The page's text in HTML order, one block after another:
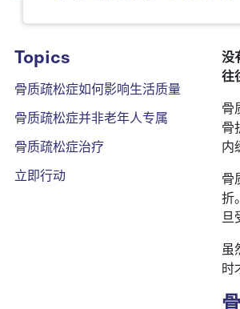
Topics
骨质疏松症如何影响生活质量
骨质疏松症并非老年人专属
骨质疏松症治疗
立即行动
没
往
骨
骨
内
骨
折
旦
虽
时